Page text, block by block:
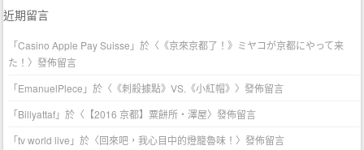
近期留言
「Casino Apple Pay Suisse 」於〈 《京來京都了！》ミヤコが京都にやって来
た！ 〉發佈留言
「EmanuelPlece 」於〈 《刺殺據點》VS.《小紅帽》 〉發佈留言
「Billyattaf」於〈 【2016 京都】粟餅所・澤屋〉發佈留言
「tv world live 」於〈回來吧，我心目中的燈籠魯味！ 〉發佈留言